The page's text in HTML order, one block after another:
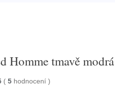
Homme tmavě
( 5 hodnocení)